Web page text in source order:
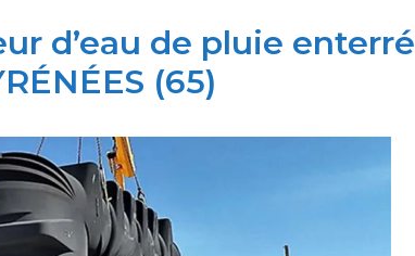
d’eau de pluie enterré
(65)